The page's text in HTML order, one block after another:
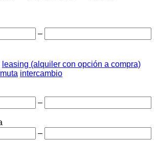
–
leasing (alquiler con opción a compra)
intercambio
–
–